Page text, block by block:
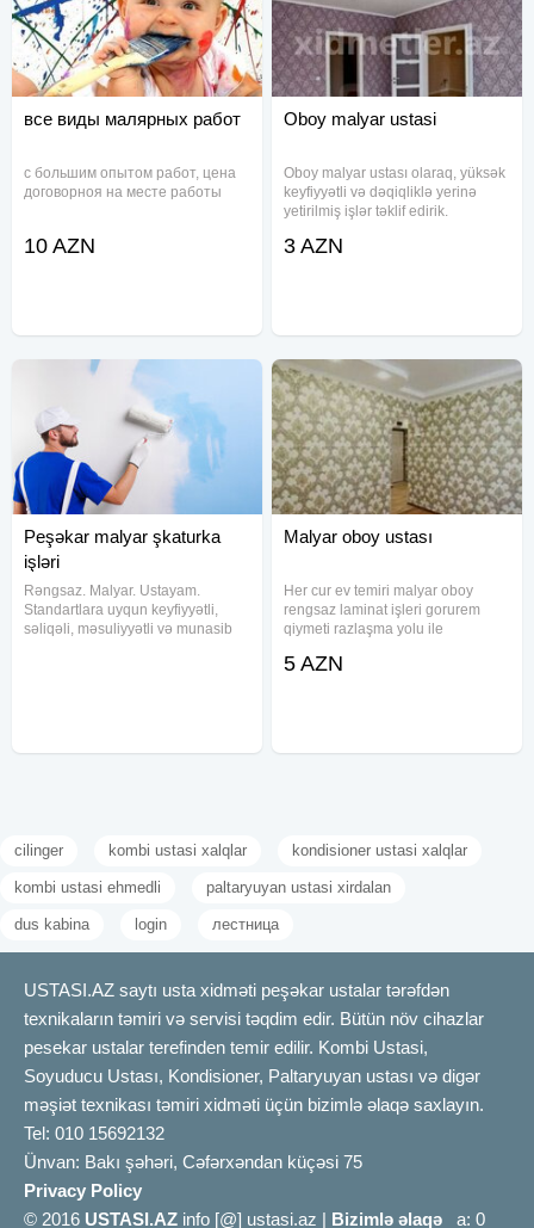
все виды малярных работ
с большим опытом работ, цена
договорноя на месте работы
10 AZN
Oboy malyar ustasi
Oboy malyar ustası olaraq, yüksək
keyfiyyətli və dəqiqliklə yerinə
yetirilmiş işlər təklif edirik.
obyektlərinizi estetik və
3 AZN
Peşəkar malyar şkaturka
işləri
Rəngsaz. Malyar. Ustayam.
Standartlara uyqun keyfiyyətli,
səliqəli, məsuliyyətli və munasib
Malyar oboy ustası
Her cur ev temiri malyar oboy
rengsaz laminat işleri gorurem
qiymeti razlaşma yolu ile
5 AZN
cilinger kombi ustasi xalqlar kondisioner ustasi xalqlar
kombi ustasi ehmedli paltaryuyan ustasi xirdalan
dus kabina login лестница
USTASI.AZ saytı usta xidməti peşəkar ustalar tərəfdən
texnikaların təmiri və servisi təqdim edir. Bütün növ cihazlar
pesekar ustalar terefinden temir edilir. Kombi Ustasi,
Soyuducu Ustası, Kondisioner, Paltaryuyan ustası və digər
məşiət texnikası təmiri xidməti üçün bizimlə əlaqə saxlayın.
Tel: 010 15692132
Ünvan: Bakı şəhəri, Cəfərxəndan küçəsi 75
Privacy Policy
© 2016 USTASI.AZ info [@] ustasi.az | Bizimlə əlaqə a: 0